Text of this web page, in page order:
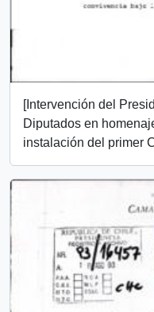
[Intervención del
Diputados en
instalación del primer